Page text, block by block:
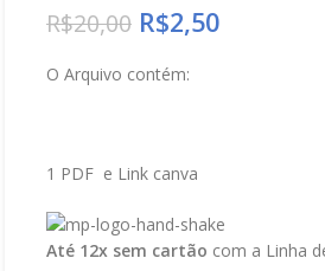
R$20,00 R$2,50
O Arquivo contém:
1 PDF e Link canva
Até 12x sem cartão com a Linha